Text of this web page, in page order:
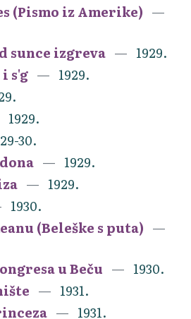
(Pismo iz Amerike)
sunce izgreva
1929.
s'g
1929.
1929.
30.
1929.
1929.
1930.
(Beleške s puta)
u Beču
1930.
1931.
1931.